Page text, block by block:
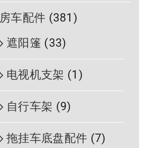
房车配件 (381)
遮阳篷 (33)
电视机支架 (1)
自行车架 (9)
拖挂车底盘配件 (7)